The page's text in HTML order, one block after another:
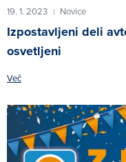
19. 1. 2023 | Novice
Izpostavljeni deli
osvetljeni
Več